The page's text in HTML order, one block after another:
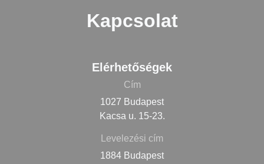
Kapcsolat
Elérhetőségek
Cím
1027 Budapest
Kacsa u. 15-23.
Levelezési cím
1884 Budapest